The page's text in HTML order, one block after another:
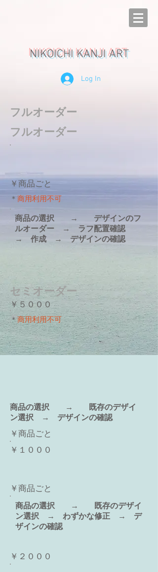
NIKOICHI KANJI ART
Log In
​フルオーダー
​フルオーダー
￥商品ごと
＊ 商用利用不可
​商品の選択 → デザインのフ
ルオーダー → ラフ配置確認
→ 作成 → デザインの確認
セミオーダー
￥５０００
＊商用利用不可
​商品の選択 → 既存のデザイ
ン選択 → デザインの確認
￥商品ごと
￥１０００
￥商品ごと
​商品の選択 → 既存のデザイ
ン選択 → わずかな修正 → デ
ザインの確認
￥２０００